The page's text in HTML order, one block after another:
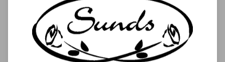
Syntymäpäivä
Handmade by Sunds
60,00